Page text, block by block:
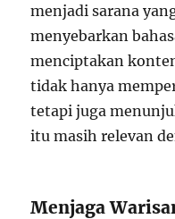
menjadi sarana
menyebarkan
menciptakan
tidak hanya
tetapi juga
itu masih relevan
Menjaga